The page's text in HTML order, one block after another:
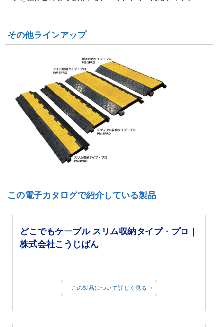
その他ラインアップ
この電子カタログで紹介している製品
どこでもケーブル スリム収納タイプ・プロ｜
株式会社こうじばん
この製品について詳しく見る